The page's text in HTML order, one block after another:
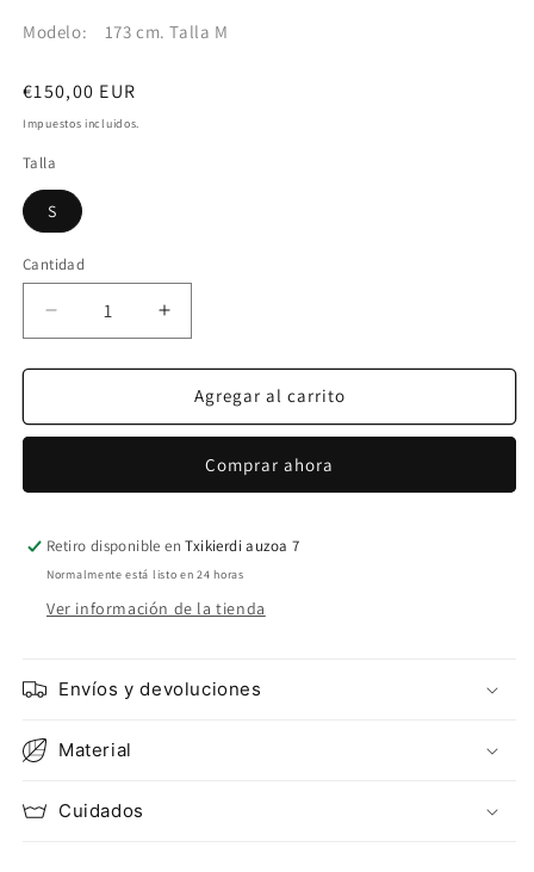
Modelo: 173 cm. Talla M
Precio
habitual
€150,00 EUR
Impuestos incluidos.
Talla
S
Cantidad
Reducir
cantidad
para
CHAQUETA
Aumentar
cantidad
para
ESTI
CHAQUETA
BEIGE
Agregar al carrito
Comprar ahora
Retiro disponible enTxikierdi auzoa 7
Normalmente está listo en 24 horas
Ver información de la tienda
Envíos y devoluciones
Material
Cuidados